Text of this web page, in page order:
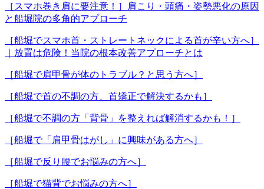
［スマホ巻き肩に要注意！］肩こり・頭痛・姿勢悪化の原因
と船堀院の多角的アプローチ
［船堀でスマホ首・ストレートネックによる首が辛い方へ］
｜放置は危険！当院の根本改善アプローチとは
［船堀で肩甲骨が体のトラブル？と思う方へ］
［船堀で首の不調の方、首矯正で解決するかも］
［船堀で不調の方「背骨」を整えれば解消するかも！］
［船堀で「肩甲骨はがし」に興味がある方へ］
［船堀で反り腰でお悩みの方へ］
［船堀で猫背でお悩みの方へ］